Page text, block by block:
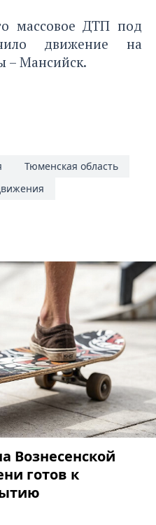
массовое ДТП под
движение на
– Мансийск.
Тюменская область
Вознесенской
готов к